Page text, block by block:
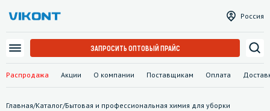
Распродажа Акции О компании Поставщикам Оплата
Россия
ЗАПРОСИТЬ ОПТОВЫЙ ПРАЙС
Главная/Каталог/Бытовая и профессиональная химия для уборки